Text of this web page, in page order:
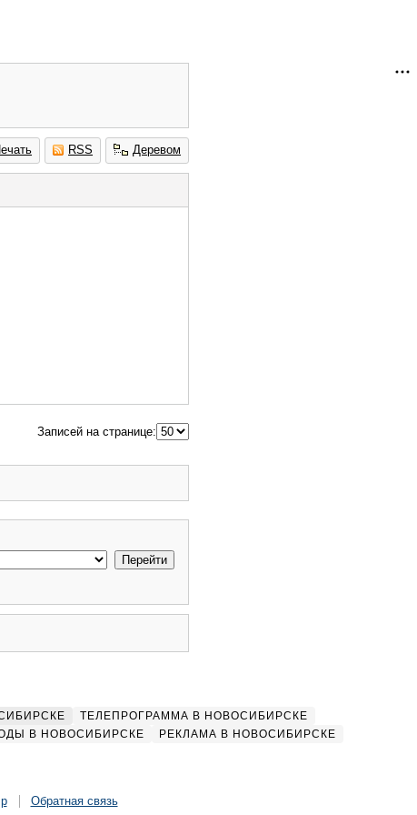
RSS Деревом
Записей на странице:
ТЕЛЕПРОГРАММА В НОВОСИБИРСКЕ
В НОВОСИБИРСКЕ РЕКЛАМА В НОВОСИБИРСКЕ
Обратная связь